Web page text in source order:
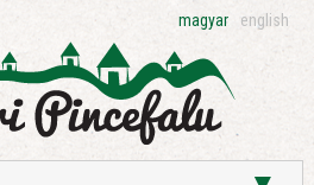
magyar english